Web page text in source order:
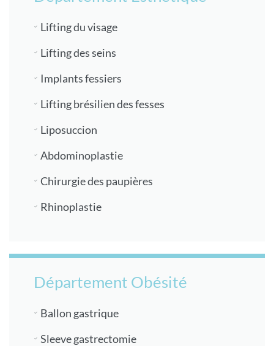
Lifting du visage
Lifting des seins
Implants fessiers
Lifting brésilien des fesses
Liposuccion
Abdominoplastie
Chirurgie des paupières
Rhinoplastie
Département Obésité
Ballon gastrique
Sleeve gastrectomie